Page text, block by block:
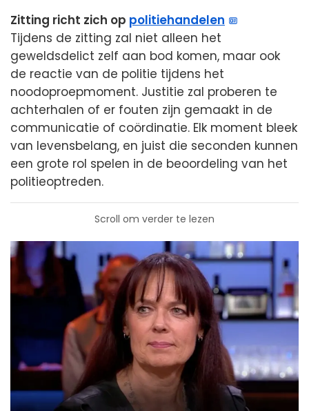
Zitting richt zich op politiehandelen
Tijdens de zitting zal niet alleen het
geweldsdelict zelf aan bod komen, maar ook
de reactie van de politie tijdens het
noodoproepmoment. Justitie zal proberen te
achterhalen of er fouten zijn gemaakt in de
communicatie of coördinatie. Elk moment bleek
van levensbelang, en juist die seconden kunnen
een grote rol spelen in de beoordeling van het
politieoptreden.
Scroll om verder te lezen